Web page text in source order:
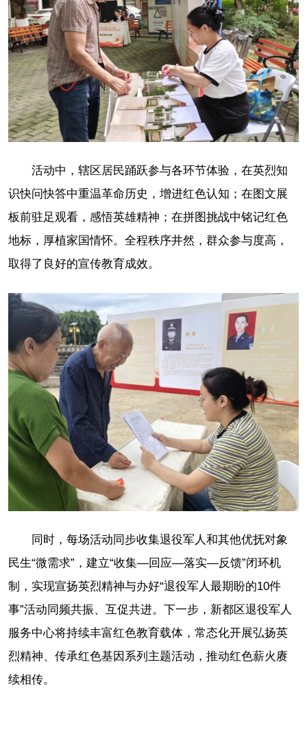
活动中，辖区居民踊跃参与各环节体验，在英烈知
识快问快答中重温革命历史，增进红色认知；在图文展
板前驻足观看，感悟英雄精神；在拼图挑战中铭记红色
地标，厚植家国情怀。全程秩序井然，群众参与度高，
取得了良好的宣传教育成效。
同时，每场活动同步收集退役军人和其他优抚对象
民生“微需求”，建立“收集—回应—落实—反馈”闭环机
制，实现宣扬英烈精神与办好“退役军人最期盼的10件
事”活动同频共振、互促共进。下一步，新都区退役军人
服务中心将持续丰富红色教育载体，常态化开展弘扬英
烈精神、传承红色基因系列主题活动，推动红色薪火赓
续相传。